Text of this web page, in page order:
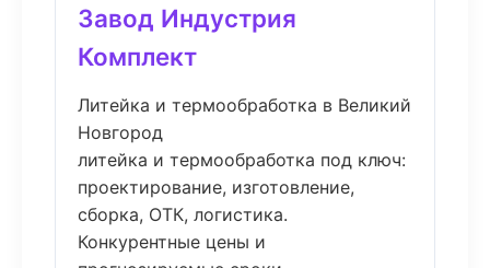
Завод Индустрия
Комплект
Литейка и термообработка в Великий
Новгород
литейка и термообработка под ключ:
проектирование, изготовление,
сборка, ОТК, логистика.
Конкурентные цены и